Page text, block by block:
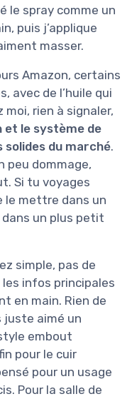
le spray comme un
puis j’applique
masser.
Amazon, certains
avec de l’huile qui
moi, rien à signaler,
et le système de
du marché.
peu dommage,
Si tu voyages
le mettre dans un
un plus petit
simple, pas de
infos principales
en main. Rien de
juste aimé un
embout
pour le cuir
pour un usage
Pour la salle de